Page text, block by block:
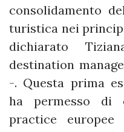
consolidamento
turistica nei
dichiarato
destination
-. Questa prima
ha permesso di
practice